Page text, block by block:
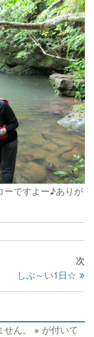
ーですよー♪ありが
次
しぶ～い1日☆
ん。 ※ が付いて